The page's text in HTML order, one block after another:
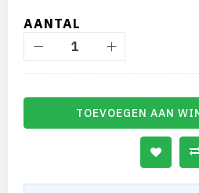
AANTAL
TOEVOEGEN AAN